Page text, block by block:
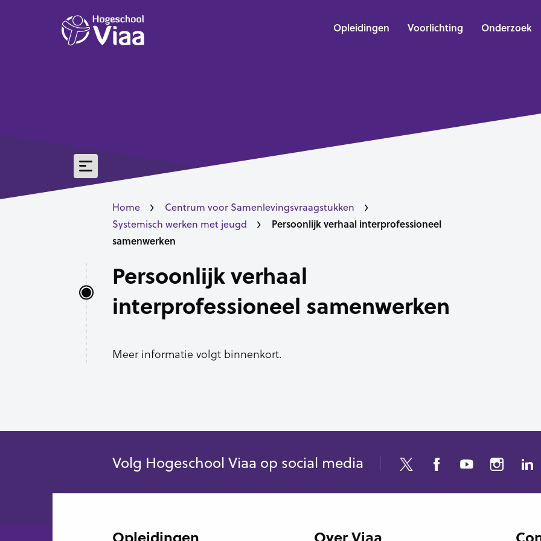
Opleidingen Voorlichting Onderzoek
Home
Centrum voor Samenlevingsvraagstukken
Systemisch werken met jeugd
Persoonlijk verhaal interprofessioneel
samenwerken
Persoonlijk verhaal
interprofessioneel samenwerken
Meer informatie volgt binnenkort.
Volg Hogeschool Viaa op social media